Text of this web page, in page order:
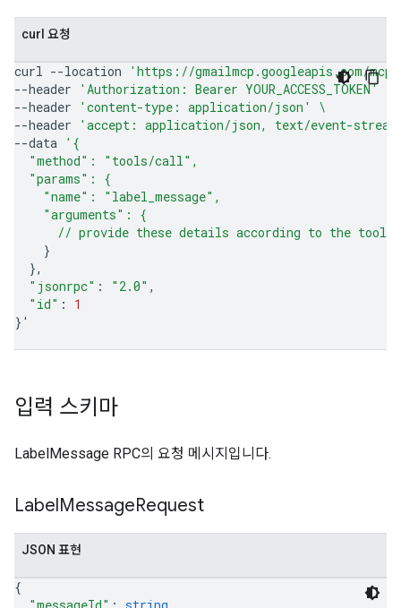
curl 요청
curl --location
'https://gmailmcp.googleapis.com/
--header
'Authorization: Bearer YOUR_ACCESS_TOKEN'
--header
'content-type: application/json'
\
--header
'accept: application/json, text/event-
--data '{
  "method": "tools/call",
  "params": {
    "name": "label_message",
    "arguments": {
      // provide these details according to the tool'
}
}
"jsonrpc" : "2.0"
"id" :
1
} '
입력 스키마
LabelMessage RPC의 요청 메시지입니다.
LabelMessageRequest
JSON 표현
{